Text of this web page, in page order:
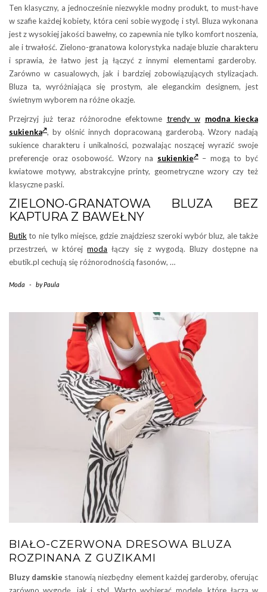
Ten klasyczny, a jednocześnie niezwykle modny produkt, to must-have
w szafie każdej kobiety, która ceni sobie wygodę i styl. Bluza wykonana
jest z wysokiej jakości bawełny, co zapewnia nie tylko komfort noszenia,
ale i trwałość. Zielono-granatowa kolorystyka nadaje bluzie charakteru
i sprawia, że łatwo jest ją łączyć z innymi elementami garderoby.
Zarówno w casualowych, jak i bardziej zobowiązujących stylizacjach.
Bluza ta, wyróżniająca się prostym, ale eleganckim designem, jest
świetnym wyborem na różne okazje.
Przejrzyj już teraz różnorodne efektowne trendy w modna kiecka
sukienka , by olśnić innych dopracowaną garderobą. Wzory nadają
sukience charakteru i unikalności, pozwalając noszącej wyrazić swoje
preferencje oraz osobowość. Wzory na sukienkie – mogą to być
kwiatowe motywy, abstrakcyjne printy, geometryczne wzory czy też
klasyczne paski.
ZIELONO-GRANATOWA BLUZA BEZ
KAPTURA Z BAWEŁNY
Butik to nie tylko miejsce, gdzie znajdziesz szeroki wybór bluz, ale także
przestrzeń, w którejmoda łączy się z wygodą. Bluzy dostępne na
ebutik.pl cechują się różnorodnością fasonów, …
Moda - byPaula
BIAŁO-CZERWONA DRESOWA BLUZA
ROZPINANA Z GUZIKAMI
Bluzy damskie stanowią niezbędny element każdej garderoby, oferując